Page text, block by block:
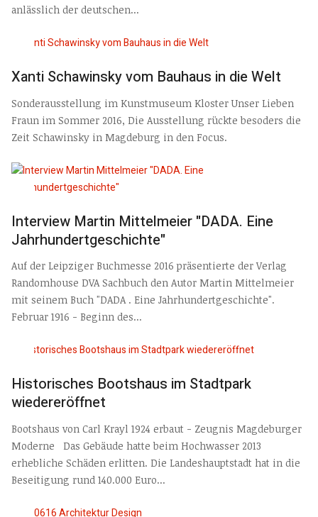
anlässlich der deutschen...
Xanti Schawinsky vom Bauhaus in die Welt
Sonderausstellung im Kunstmuseum Kloster Unser Lieben
Fraun im Sommer 2016, Die Ausstellung rückte besoders die
Zeit Schawinsky in Magdeburg in den Focus.
Interview Martin Mittelmeier "DADA. Eine
Jahrhundertgeschichte"
Auf der Leipziger Buchmesse 2016 präsentierte der Verlag
Randomhouse DVA Sachbuch den Autor Martin Mittelmeier
mit seinem Buch "DADA . Eine Jahrhundertgeschichte".
Februar 1916 - Beginn des...
Historisches Bootshaus im Stadtpark
wiedereröffnet
Bootshaus von Carl Krayl 1924 erbaut - Zeugnis Magdeburger
Moderne Das Gebäude hatte beim Hochwasser 2013
erhebliche Schäden erlitten. Die Landeshauptstadt hat in die
Beseitigung rund 140.000 Euro...